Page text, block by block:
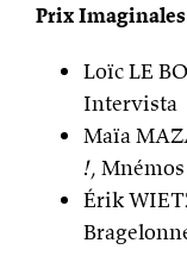
Prix
Loïc LE
Intervista
Maïa
!, Mnémos
Érik